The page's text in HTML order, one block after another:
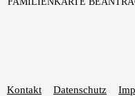
Kontakt Datenschutz